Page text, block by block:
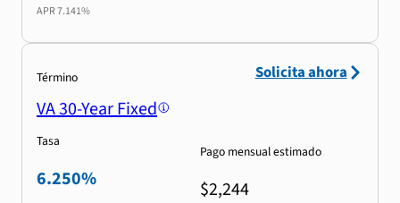
APR7.141%
Término
VA 30-Year Fixed
Tasa
6.250%
Pago mensual estimado
$2,244
Solicita ahora